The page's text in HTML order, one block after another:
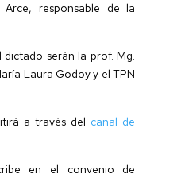
responsable de la
dictado serán la prof. Mg.
Laura Godoy y el TPN
a través del canal de
en el convenio de